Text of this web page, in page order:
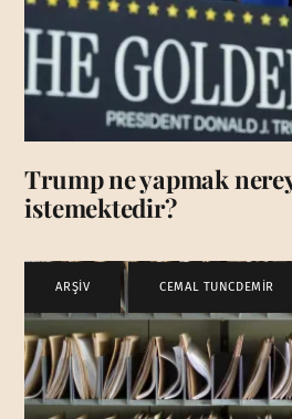
Trump ne yapmak
istemektedir?
ARŞİV CEMAL TUNCDEMİR